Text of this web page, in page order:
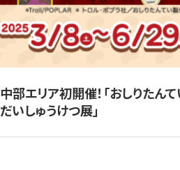
中部エリア初開催！「おしりたん
だいしゅうけつ展」